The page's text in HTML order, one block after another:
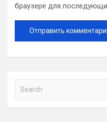
браузере для
a